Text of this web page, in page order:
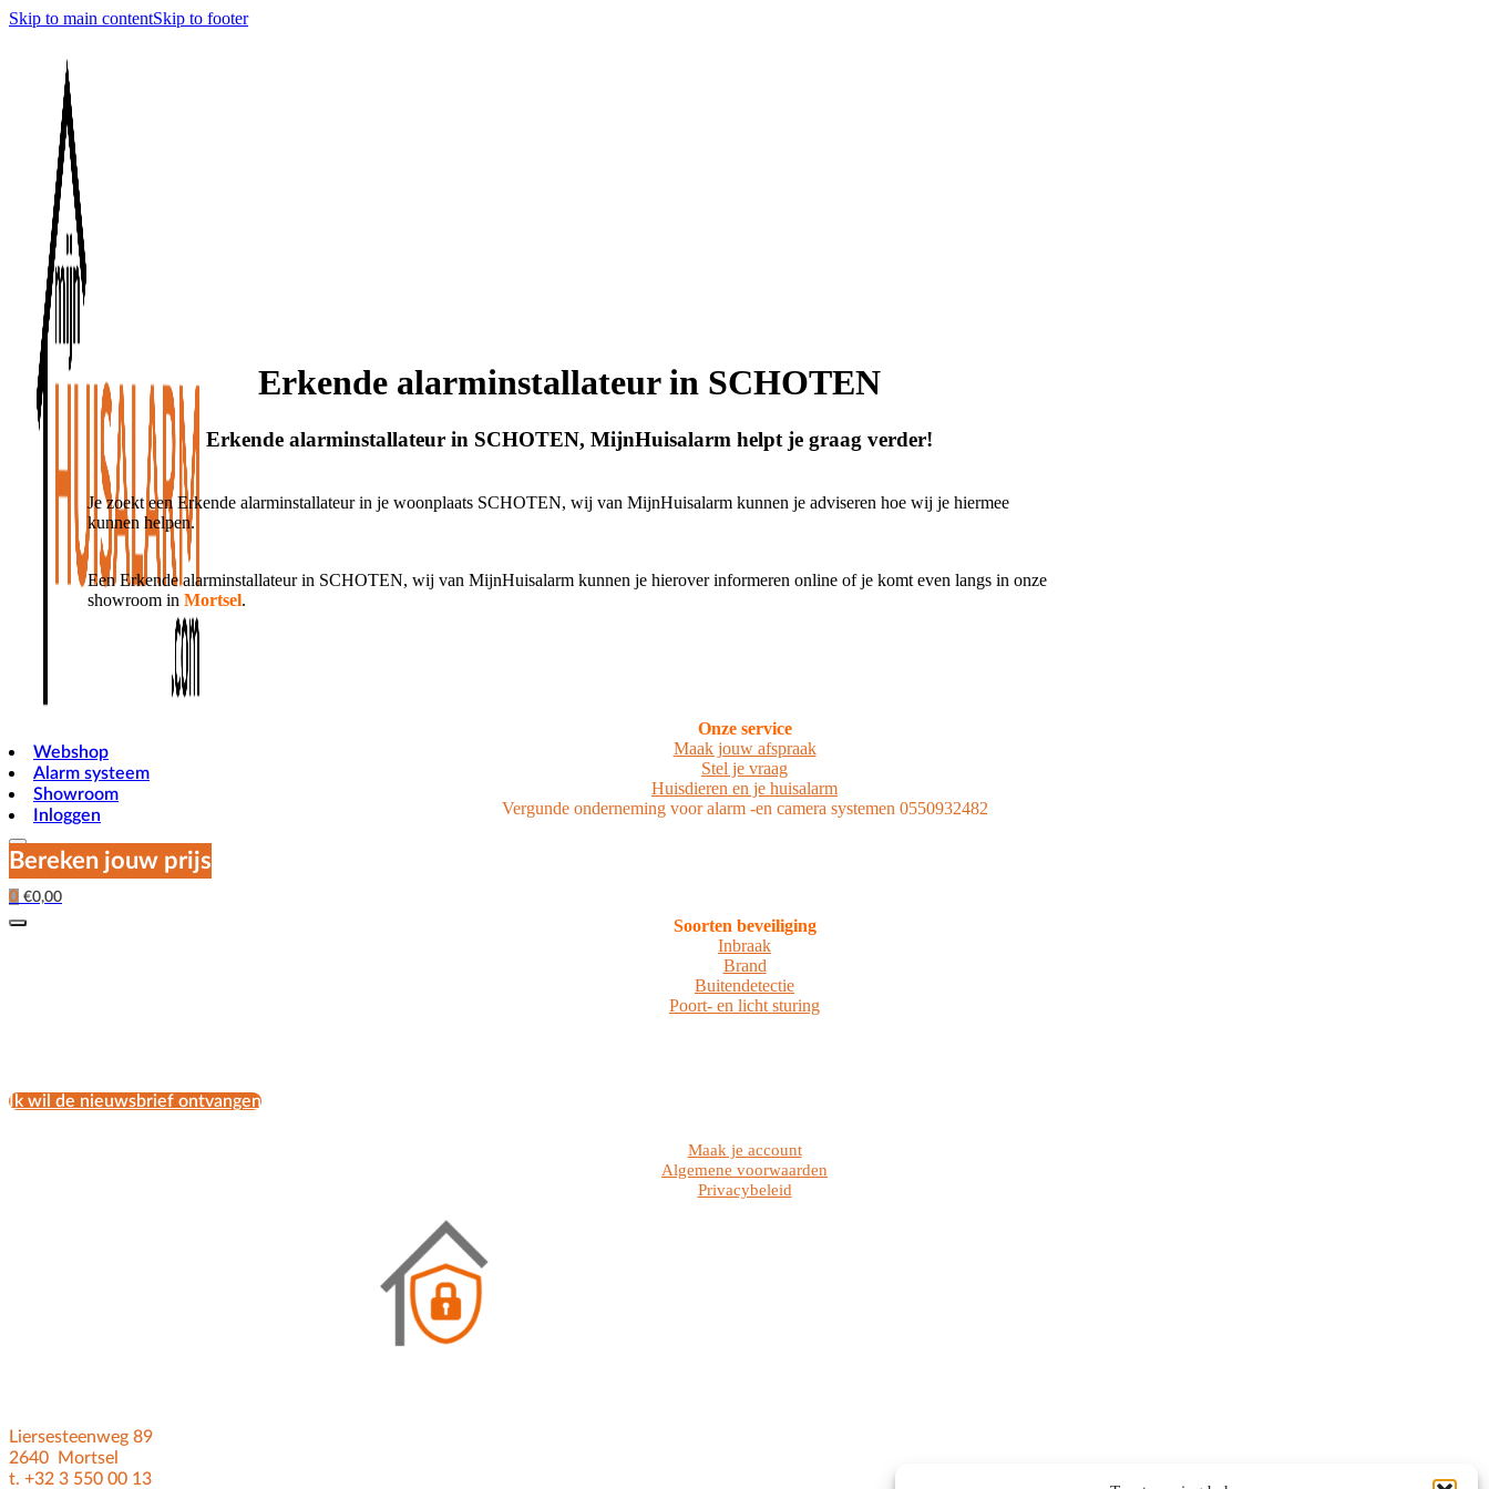
Skip to main contentSkip to footer
Webshop
Alarm systeem
Showroom
Inloggen
Bereken jouw prijs
0 €0,00
Erkende alarminstallateur in SCHOTEN
Erkende alarminstallateur in SCHOTEN, MijnHuisalarm helpt je graag verder!
Je zoekt een Erkende alarminstallateur in je woonplaats SCHOTEN, wij van MijnHuisalarm kunnen je adviseren hoe wij je hiermee
kunnen helpen.
Een Erkende alarminstallateur in SCHOTEN, wij van MijnHuisalarm kunnen je hierover informeren online of je komt even langs in onze
showroom in Mortsel.
Onze service
Maak jouw afspraak
Stel je vraag
Huisdieren en je huisalarm
Vergunde onderneming voor alarm -en camera systemen 0550932482
Soorten beveiliging
Inbraak
Brand
Buitendetectie
Poort- en licht sturing
Ik wil de nieuwsbrief ontvangen
Maak je account
Algemene voorwaarden
Privacybeleid
Liersesteenweg 89
2640 Mortsel
t. +32 3 550 00 13